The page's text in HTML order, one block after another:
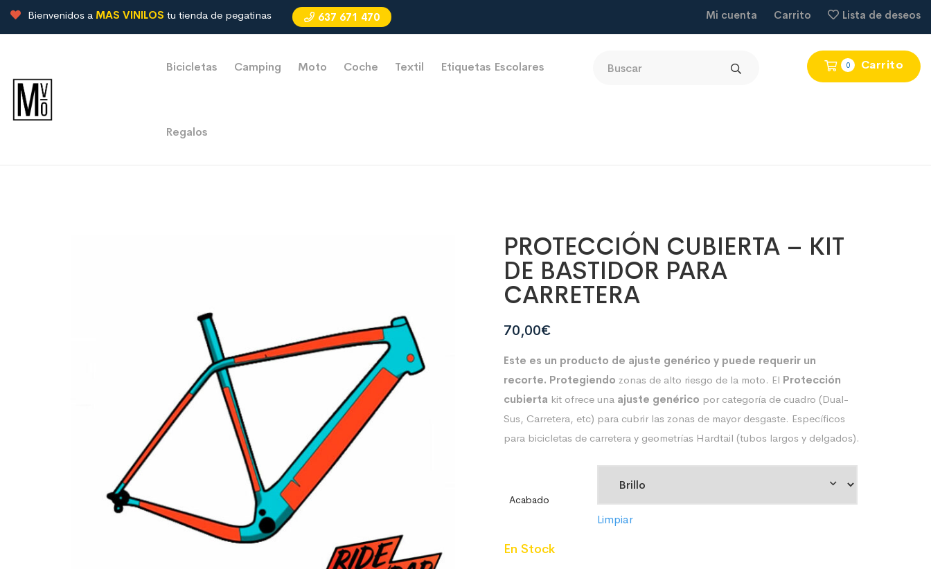
Bienvenidos a MAS VINILOS tu tienda de pegatinas 637 671 470 Mi cuenta Carrito Lista de deseos
0 Carrito
Bicicletas Camping Moto Coche Textil Etiquetas Escolares
Regalos
PROTECCIÓN CUBIERTA – KIT
DE BASTIDOR PARA
CARRETERA
70,00€
Este es un producto de ajuste genérico y puede requerir un
recorte. Protegiendo zonas de alto riesgo de la moto. El Protección
cubierta kit ofrece una ajuste genérico por categoría de cuadro (Dual-
Sus, Carretera, etc) para cubrir las zonas de mayor desgaste. Específicos
para bicicletas de carretera y geometrías Hardtail (tubos largos y delgados).
Acabado
Limpiar
En Stock